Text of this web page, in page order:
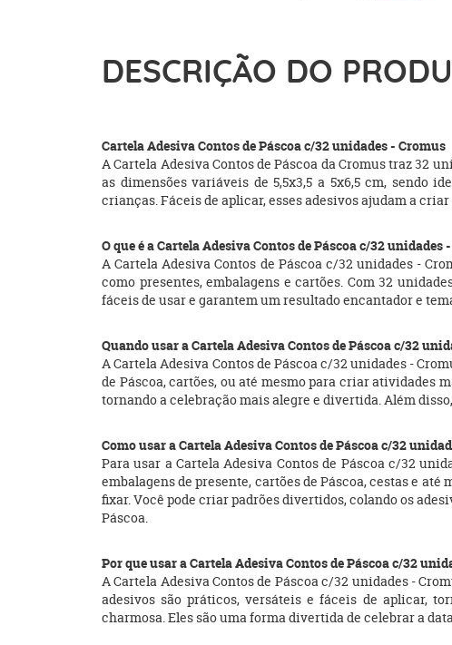
DESCRIÇÃO DO
Cartela Adesiva Contos de Páscoa c/32 unidades - Cromus
A Cartela Adesiva Contos de Páscoa da Cromus traz 32
as dimensões variáveis de 5,5x3,5 a 5x6,5 cm, sendo
crianças. Fáceis de aplicar, esses adesivos ajudam a
O que é a Cartela Adesiva Contos de Páscoa c/32 unidades
A Cartela Adesiva Contos de Páscoa c/32 unidades -
como presentes, embalagens e cartões. Com 32
fáceis de usar e garantem um resultado encantador e
Quando usar a Cartela Adesiva Contos de Páscoa c/32
A Cartela Adesiva Contos de Páscoa c/32 unidades -
de Páscoa, cartões, ou até mesmo para criar atividades
tornando a celebração mais alegre e divertida. Além
Como usar a Cartela Adesiva Contos de Páscoa c/32
Para usar a Cartela Adesiva Contos de Páscoa c/32
embalagens de presente, cartões de Páscoa, cestas e
fixar. Você pode criar padrões divertidos, colando os
Páscoa.
Por que usar a Cartela Adesiva Contos de Páscoa c/32
A Cartela Adesiva Contos de Páscoa c/32 unidades -
adesivos são práticos, versáteis e fáceis de aplicar,
charmosa. Eles são uma forma divertida de celebrar a